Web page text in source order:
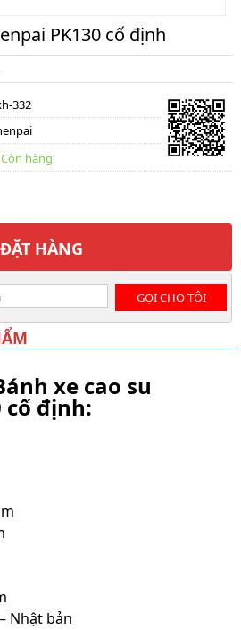
PK130 cố định
332
hàng
ĐẶT HÀNG
GỌI CHO TÔI
xe cao su
cố định:
Nhật bản